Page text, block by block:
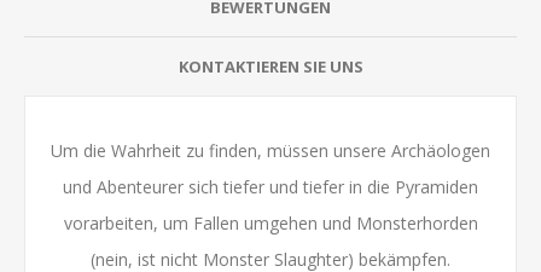
BEWERTUNGEN
KONTAKTIEREN SIE UNS
Um die Wahrheit zu finden, müssen unsere Archäologen
und Abenteurer sich tiefer und tiefer in die Pyramiden
vorarbeiten, um Fallen umgehen und Monsterhorden
(nein, ist nicht Monster Slaughter) bekämpfen.